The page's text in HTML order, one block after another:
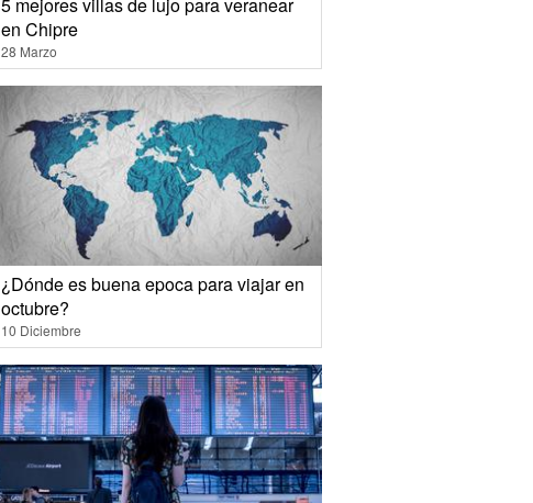
5 mejores villas de lujo para veranear
en Chipre
28 Marzo
¿Dónde es buena epoca para viajar en
octubre?
10 Diciembre